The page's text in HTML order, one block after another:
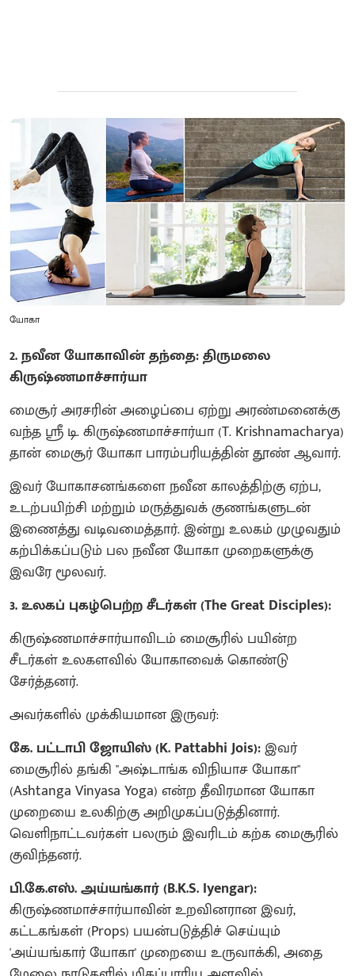
யோகா
​2. நவீன யோகாவின் தந்தை: திருமலை
கிருஷ்ணமாச்சார்யா
​மைசூர் அரசரின் அழைப்பை ஏற்று அரண்மனைக்கு
வந்த ஸ்ரீ டி. கிருஷ்ணமாச்சார்யா (T. Krishnamacharya)
தான் மைசூர் யோகா பாரம்பரியத்தின் தூண் ஆவார்.
​இவர் யோகாசனங்களை நவீன காலத்திற்கு ஏற்ப,
உடற்பயிற்சி மற்றும் மருத்துவக் குணங்களுடன்
இணைத்து வடிவமைத்தார். இன்று உலகம் முழுவதும்
கற்பிக்கப்படும் பல நவீன யோகா முறைகளுக்கு
இவரே மூலவர்.
​3. உலகப் புகழ்பெற்ற சீடர்கள் (The Great Disciples):
​கிருஷ்ணமாச்சார்யாவிடம் மைசூரில் பயின்ற
சீடர்கள் உலகளவில் யோகாவைக் கொண்டு
சேர்த்தனர்.
அவர்களில் முக்கியமான இருவர்:
​கே. பட்டாபி ஜோயிஸ் (K. Pattabhi Jois):இவர்
மைசூரில் தங்கி "அஷ்டாங்க விநியாச யோகா"
(Ashtanga Vinyasa Yoga) என்ற தீவிரமான யோகா
முறையை உலகிற்கு அறிமுகப்படுத்தினார்.
வெளிநாட்டவர்கள் பலரும் இவரிடம் கற்க மைசூரில்
குவிந்தனர்.
​பி.கே.எஸ். அய்யங்கார் (B.K.S. Iyengar):
கிருஷ்ணமாச்சார்யாவின் உறவினரான இவர்,
கட்டகங்கள் (Props) பயன்படுத்திச் செய்யும்
'அய்யங்கார் யோகா' முறையை உருவாக்கி, அதை